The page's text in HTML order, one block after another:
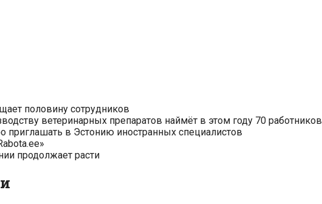
половину сотрудников
ветеринарных препаратов наймёт в этом году 70 работников
приглашать в Эстонию иностранных специалистов
продолжает расти